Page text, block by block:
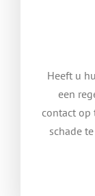
Heeft u
een
contact op
schade